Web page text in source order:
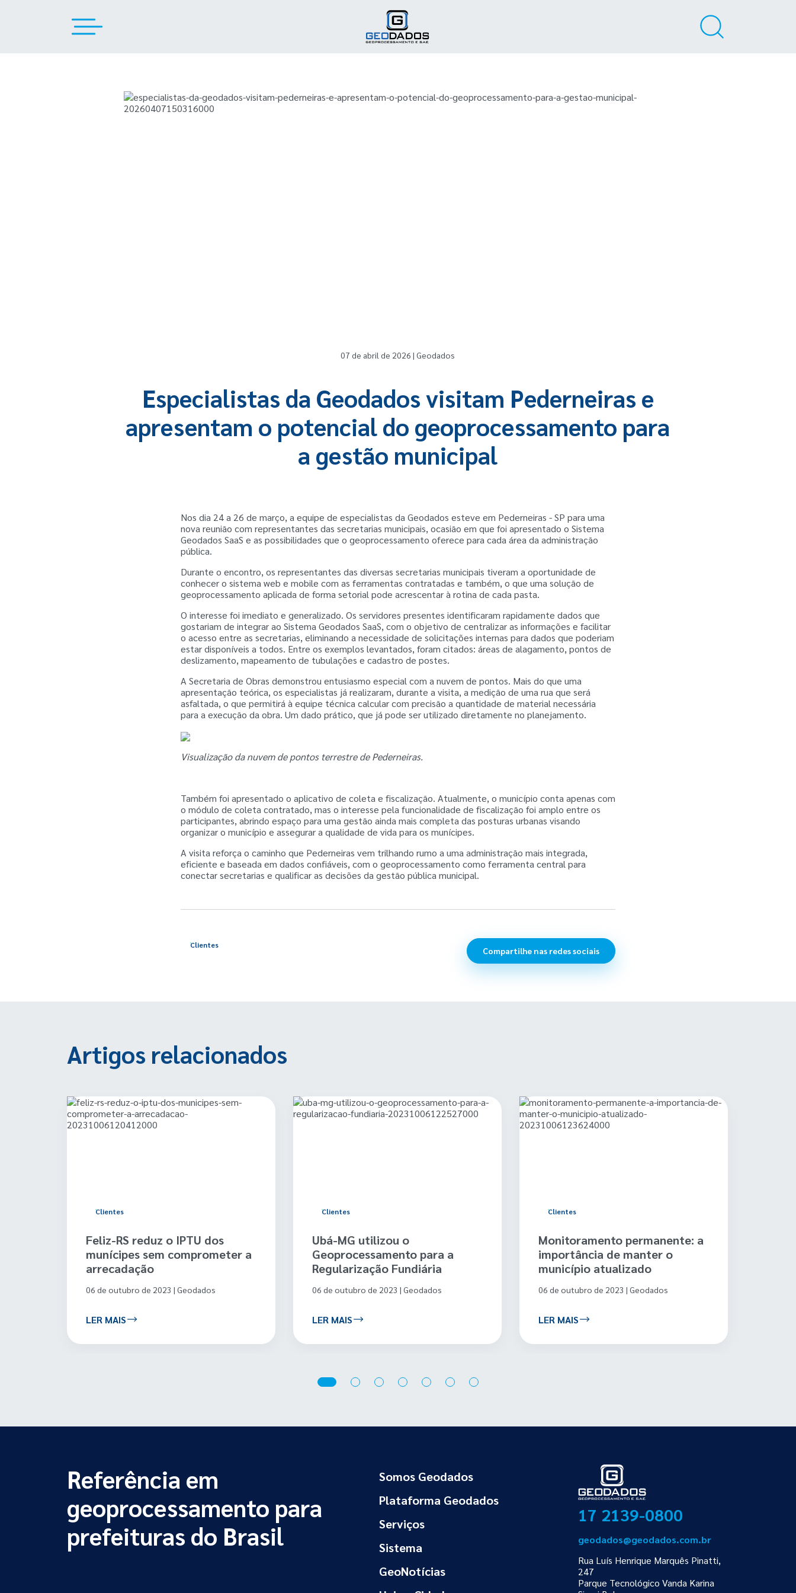
07 de abril de 2026 | Geodados
Especialistas da Geodados visitam Pederneiras e
apresentam o potencial do geoprocessamento para
a gestão municipal
Nos dia 24 a 26 de março, a equipe de especialistas da Geodados esteve em Pederneiras - SP para uma
nova reunião com representantes das secretarias municipais, ocasião em que foi apresentado o Sistema
Geodados SaaS e as possibilidades que o geoprocessamento oferece para cada área da administração
pública.
Durante o encontro, os representantes das diversas secretarias municipais tiveram a oportunidade de
conhecer o sistema web e mobile com as ferramentas contratadas e também, o que uma solução de
geoprocessamento aplicada de forma setorial pode acrescentar à rotina de cada pasta.
O interesse foi imediato e generalizado. Os servidores presentes identificaram rapidamente dados que
gostariam de integrar ao Sistema Geodados SaaS, com o objetivo de centralizar as informações e facilitar
o acesso entre as secretarias, eliminando a necessidade de solicitações internas para dados que poderiam
estar disponíveis a todos. Entre os exemplos levantados, foram citados: áreas de alagamento, pontos de
deslizamento, mapeamento de tubulações e cadastro de postes.
A Secretaria de Obras demonstrou entusiasmo especial com a nuvem de pontos. Mais do que uma
apresentação teórica, os especialistas já realizaram, durante a visita, a medição de uma rua que será
asfaltada, o que permitirá à equipe técnica calcular com precisão a quantidade de material necessária
para a execução da obra. Um dado prático, que já pode ser utilizado diretamente no planejamento.
Visualização da nuvem de pontos terrestre de Pederneiras.
Também foi apresentado o aplicativo de coleta e fiscalização. Atualmente, o município conta apenas com
o módulo de coleta contratado, mas o interesse pela funcionalidade de fiscalização foi amplo entre os
participantes, abrindo espaço para uma gestão ainda mais completa das posturas urbanas visando
organizar o município e assegurar a qualidade de vida para os munícipes.
A visita reforça o caminho que Pederneiras vem trilhando rumo a uma administração mais integrada,
eficiente e baseada em dados confiáveis, com o geoprocessamento como ferramenta central para
conectar secretarias e qualificar as decisões da gestão pública municipal.
Clientes
Compartilhe nas redes sociais
Artigos relacionados
Clientes
Feliz-RS reduz o IPTU dos
munícipes sem comprometer a
arrecadação
06 de outubro de 2023 | Geodados
LER MAIS
Clientes
Ubá-MG utilizou o
Geoprocessamento para a
Regularização Fundiária
06 de outubro de 2023 | Geodados
LER MAIS
Clientes
Monitoramento permanente: a
importância de manter o
município atualizado
06 de outubro de 2023 | Geodados
LER MAIS
Referência em
geoprocessamento para
prefeituras do Brasil
Somos Geodados
Plataforma Geodados
Serviços
Sistema
GeoNotícias
17 2139-0800
geodados@geodados.com.br
Rua Luís Henrique Marquês Pinatti,
247
Parque Tecnológico Vanda Karina